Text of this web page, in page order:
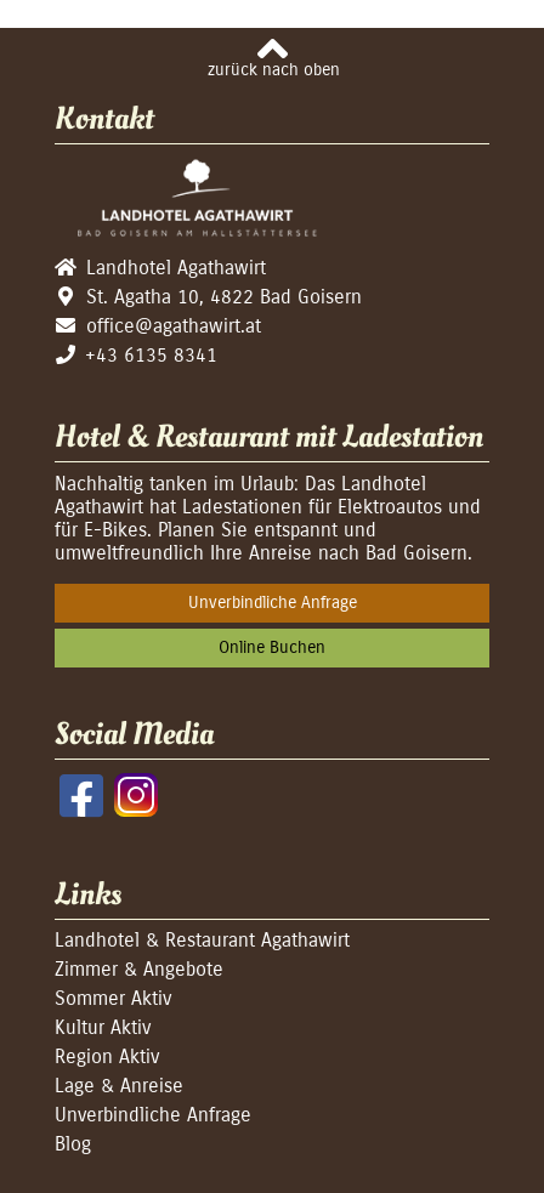
Kontakt
Landhotel Agathawirt
St. Agatha 10, 4822 Bad Goisern
office@agathawirt.at
+43 6135 8341
Hotel & Restaurant mit Ladestation
Nachhaltig tanken im Urlaub: Das Landhotel
Agathawirt hat Ladestationen für Elektroautos und
für E-Bikes. Planen Sie entspannt und
umweltfreundlich Ihre Anreise nach Bad Goisern.
Unverbindliche Anfrage
Online Buchen
Social Media
Links
Landhotel & Restaurant Agathawirt
Zimmer & Angebote
Sommer Aktiv
Kultur Aktiv
Region Aktiv
Lage & Anreise
Unverbindliche Anfrage
Blog